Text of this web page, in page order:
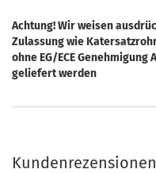
Achtung! Wir weisen
Zulassung wie
ohne EG/ECE
geliefert werden
Kundenrezensionen